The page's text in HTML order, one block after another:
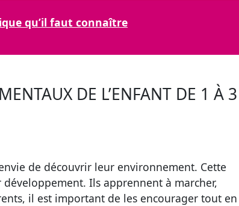
qu’il faut connaître
DE L’ENFANT DE 1 À 3
de découvrir leur environnement. Cette
Ils apprennent à marcher,
il est important de les encourager tout en